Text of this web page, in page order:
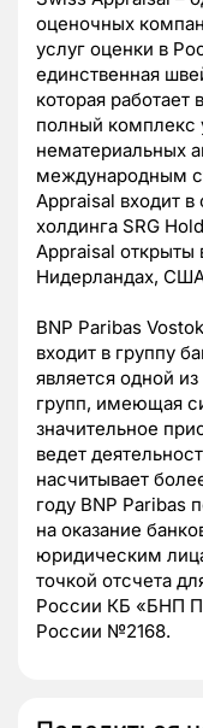
оценочных
услуг оценки в
единственная
которая
полный комплекс
нематериальных
международным
Appraisal входит в
холдинга SRG
Appraisal открыты
Нидерландах,
BNP Paribas
входит в группу
является одной
групп, имеющая
значительное
ведет
насчитывает
году BNP Paribas
на оказание
юридическим
точкой отсчета
России КБ «БНП
России №2168.